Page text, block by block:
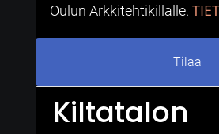
Oulun Arkkitehtikillalle.
Kiltatalon